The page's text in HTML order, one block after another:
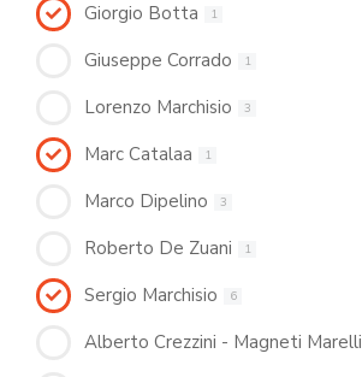
Giorgio Botta 1
Giuseppe Corrado 1
Lorenzo Marchisio 3
Marc Catalaa 1
Marco Dipelino 3
Roberto De Zuani 1
Sergio Marchisio 6
Alberto Crezzini - Magneti Marelli